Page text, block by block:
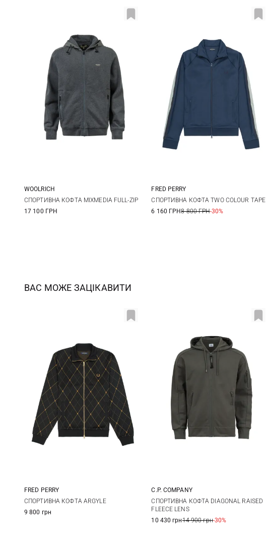
M L XL
WOOLRICH
СПОРТИВНА КОФТА MIXMEDIA FULL-ZIP
17 100 ГРН
M L XL XXL
FRED PERRY
СПОРТИВНА КОФТА TWO COLOUR TAPE
6 160 ГРН8 800 ГРН-30%
ВАС МОЖЕ ЗАЦІКАВИТИ
M L XL
FRED PERRY
СПОРТИВНА КОФТА ARGYLE
9 800 грн
S M L XL
XXL
C.P. COMPANY
СПОРТИВНА КОФТА DIAGONAL RAISED
FLEECE LENS
10 430 грн14 900 грн-30%